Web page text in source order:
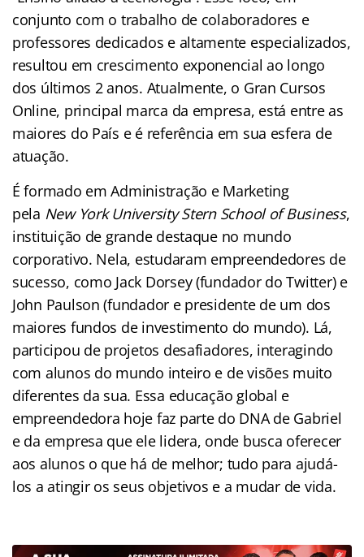
conjunto com o trabalho de colaboradores e
professores dedicados e altamente especializados,
resultou em crescimento exponencial ao longo
dos últimos 2 anos. Atualmente, o Gran Cursos
Online, principal marca da empresa, está entre as
maiores do País e é referência em sua esfera de
atuação.
É formado em Administração e Marketing
pela New York University Stern School of Business,
instituição de grande destaque no mundo
corporativo. Nela, estudaram empreendedores de
sucesso, como Jack Dorsey (fundador do Twitter) e
John Paulson (fundador e presidente de um dos
maiores fundos de investimento do mundo). Lá,
participou de projetos desafiadores, interagindo
com alunos do mundo inteiro e de visões muito
diferentes da sua. Essa educação global e
empreendedora hoje faz parte do DNA de Gabriel
e da empresa que ele lidera, onde busca oferecer
aos alunos o que há de melhor; tudo para ajudá-
los a atingir os seus objetivos e a mudar de vida.